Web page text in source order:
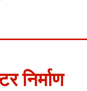
निर्माण